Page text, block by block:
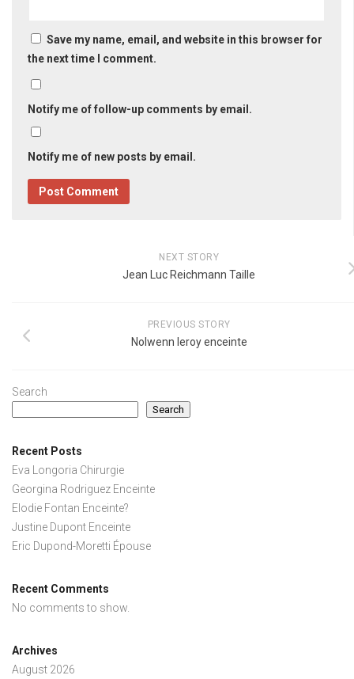
Save my name, email, and website in this browser for
the next time I comment.
Notify me of follow-up comments by email.
Notify me of new posts by email.
NEXT STORY
Jean Luc Reichmann Taille
PREVIOUS STORY
Nolwenn leroy enceinte
Search
Search
Recent Posts
Eva Longoria Chirurgie
Georgina Rodriguez Enceinte
Elodie Fontan Enceinte?
Justine Dupont Enceinte
Eric Dupond-Moretti Épouse
Recent Comments
No comments to show.
Archives
August 2026